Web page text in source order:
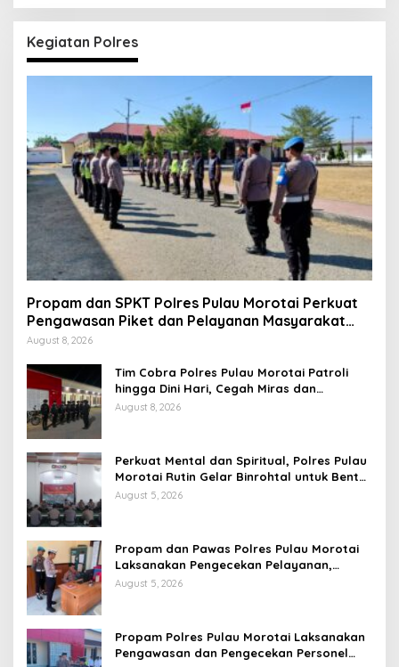
Kegiatan Polres
Propam dan SPKT Polres Pulau Morotai Perkuat
Pengawasan Piket dan Pelayanan Masyarakat
Selama 1×24 Jam
August 8, 2026
Tim Cobra Polres Pulau Morotai Patroli
hingga Dini Hari, Cegah Miras dan
Gangguan Kamtibmas
August 8, 2026
Perkuat Mental dan Spiritual, Polres Pulau
Morotai Rutin Gelar Binrohtal untuk Bentuk
Personel Berintegritas
August 5, 2026
Propam dan Pawas Polres Pulau Morotai
Laksanakan Pengecekan Pelayanan,
Pastikan Masyarakat Mendapat
August 5, 2026
Propam Polres Pulau Morotai Laksanakan
Pengawasan dan Pengecekan Personel